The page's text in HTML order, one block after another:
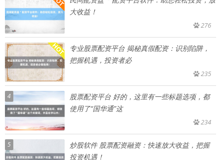
大收益！
276
专业股票配资平台 揭秘真假配资：识别陷阱，
把握机遇，投资者必
235
4
股票配资平台 好的，这里有一些标题选项，都
使用了“国华通”这
234
5
炒股软件 股票配资融资：快速放大收益，把握
投资机遇！